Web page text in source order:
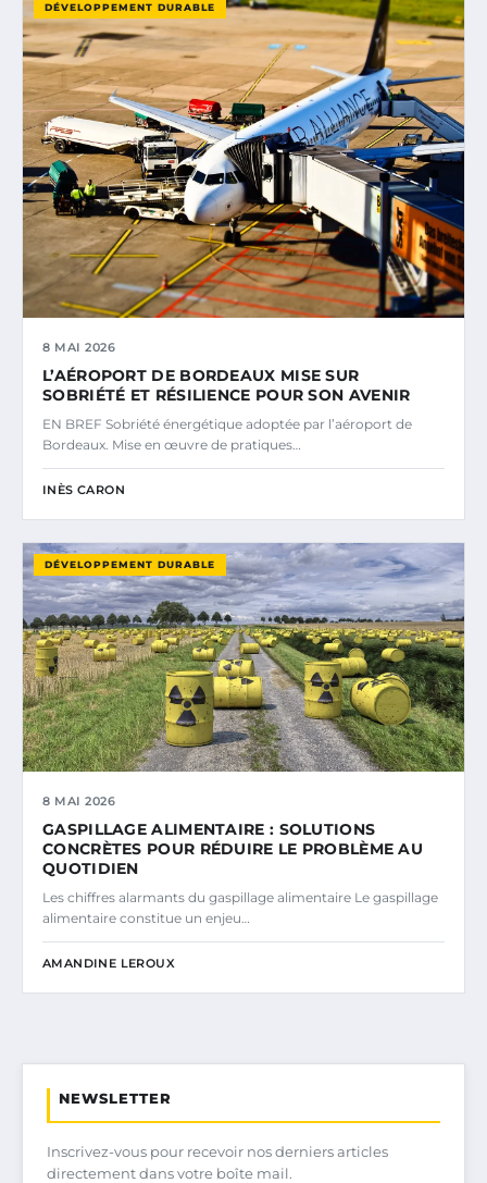
DÉVELOPPEMENT DURABLE
8 MAI 2026
L’AÉROPORT DE BORDEAUX MISE SUR
SOBRIÉTÉ ET RÉSILIENCE POUR SON AVENIR
EN BREF Sobriété énergétique adoptée par l’aéroport de
Bordeaux. Mise en œuvre de pratiques…
INÈS CARON
DÉVELOPPEMENT DURABLE
8 MAI 2026
GASPILLAGE ALIMENTAIRE : SOLUTIONS
CONCRÈTES POUR RÉDUIRE LE PROBLÈME AU
QUOTIDIEN
Les chiffres alarmants du gaspillage alimentaire Le gaspillage
alimentaire constitue un enjeu…
AMANDINE LEROUX
NEWSLETTER
Inscrivez-vous pour recevoir nos derniers articles
directement dans votre boîte mail.